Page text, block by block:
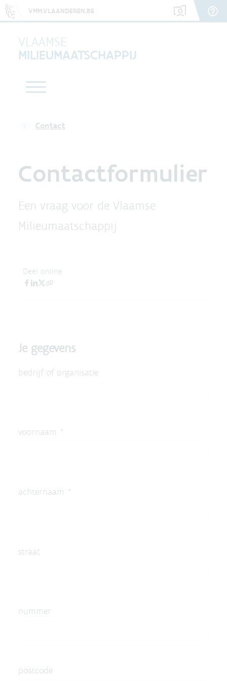
VMM.VLAANDEREN.BE
VLAAMSE
MILIEUMAATSCHAPPIJ
Contact
Contactformulier
Een vraag voor de Vlaamse
Milieumaatschappij
Deel online